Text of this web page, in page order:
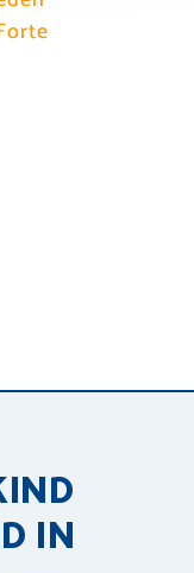
IN